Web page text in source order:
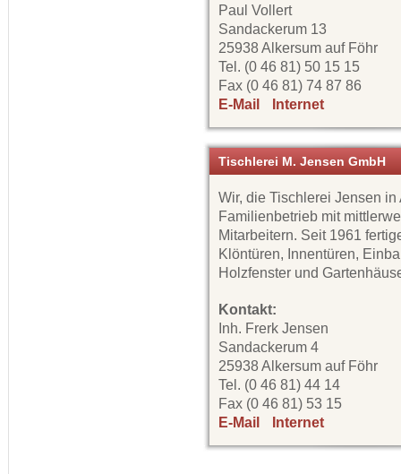
Paul Vollert
Sandackerum 13
25938 Alkersum auf Föhr
Tel. (0 46 81) 50 15 15
Fax (0 46 81) 74 87 86
E-Mail
Internet
Tischlerei M. Jensen GmbH
Wir, die Tischlerei Jensen
Familienbetrieb mit
Mitarbeitern. Seit 1961
Klöntüren, Innentüren,
Holzfenster und
Kontakt:
Inh. Frerk Jensen
Sandackerum 4
25938 Alkersum auf Föhr
Tel. (0 46 81) 44 14
Fax (0 46 81) 53 15
E-Mail
Internet